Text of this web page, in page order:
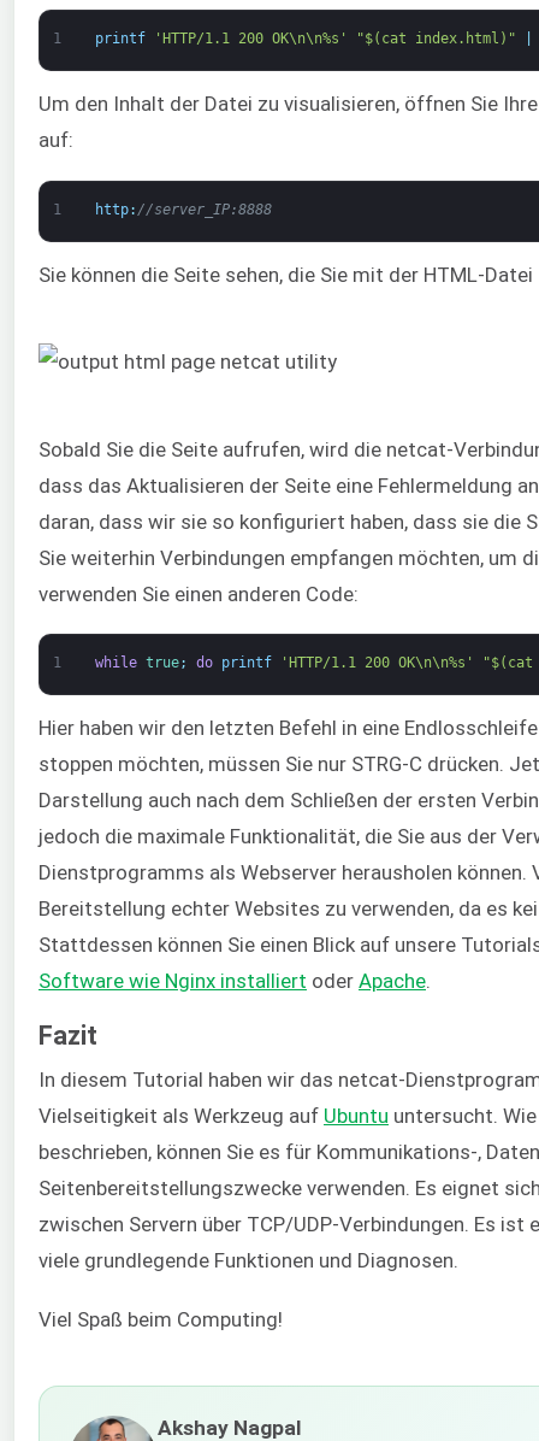
1 printf 'HTTP/1.1 200 OK\n\n%s' "$(cat index.html)"
Um den Inhalt der Datei zu visualisieren, öffnen Sie
auf:
1 http: //server_IP:8888
Sie können die Seite sehen, die Sie mit der HTML-
Sobald Sie die Seite aufrufen, wird die netcat-
dass das Aktualisieren der Seite eine Fehlermeldung
daran, dass wir sie so konfiguriert haben, dass sie die
Sie weiterhin Verbindungen empfangen möchten, um
verwenden Sie einen anderen Code:
1 while true; do printf 'HTTP/1.1 200 OK\n\n%s' "$(cat
Hier haben wir den letzten Befehl in eine
stoppen möchten, müssen Sie nur STRG-C drücken.
Darstellung auch nach dem Schließen der ersten
jedoch die maximale Funktionalität, die Sie aus der
Dienstprogramms als Webserver herausholen können.
Bereitstellung echter Websites zu verwenden, da es
Stattdessen können Sie einen Blick auf unsere
Software wie Nginx installiert oder Apache
Fazit
In diesem Tutorial haben wir das netcat-
Vielseitigkeit als Werkzeug auf Ubuntu untersucht.
beschrieben, können Sie es für Kommunikations-,
Seitenbereitstellungszwecke verwenden. Es eignet
zwischen Servern über TCP/UDP-Verbindungen. Es
viele grundlegende Funktionen und Diagnosen.
Viel Spaß beim Computing!
Akshay Nagpal